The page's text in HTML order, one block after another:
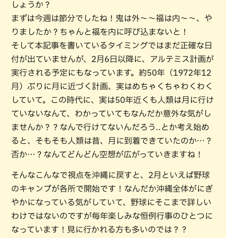
しょうか？
まずは今週は節分でしたね！鬼は外〜〜福は内〜〜、や
りましたか？ちゃんと福を内に呼び込まないと！
そして本記事を書いているタイミングではまだ正確な日
付が出ていませんが、2月6日以降に、アルテミス計画が
実行される予定にもなっています。約50年（1972年12
月）ぶりに月に近づく計画、実はめちゃくちゃわくわく
していて。この時代に、実は50年近くも人類は月に行け
ていないなんて、わかっていてもなんだか意外な気がし
ませんか？？なんで行けてないんだろう..とか考え始め
ると、そもそも人類は昔、月に到着できていたのか…？
否か…？なんてどんどん空想が広がっていきますね！
そんなこんなで視点を沖縄に戻すと、2月といえば野球
のキャンプが各所で開始です！なんだか沖縄全体がにぎ
やかになっている気がしていて、野球にそこまで詳しい
わけではないのですが毎年楽しみな恒例行事のひとつに
なっています！見に行かれる方も多いのでは？？